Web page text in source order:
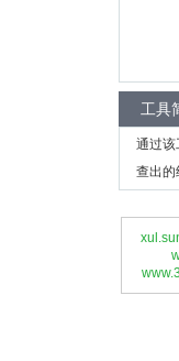
工具
通过该
查出的